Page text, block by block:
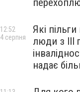
Які
люди з III
надає
12:52
4 серпня